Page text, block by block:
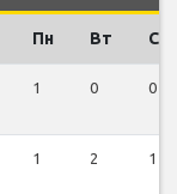
Пн Вт Ср
1 0 0
1 2 1